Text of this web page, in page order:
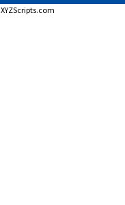
XYZScripts.com